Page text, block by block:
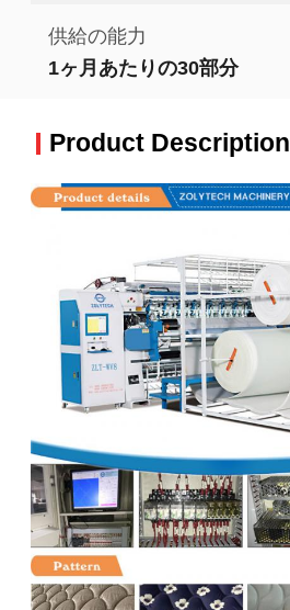
供給の能力
1ヶ月あたりの30部分
Product Description